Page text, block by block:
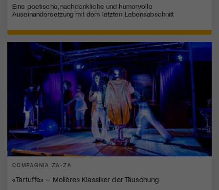
Eine poetische, nachdenkliche und humorvolle
Auseinandersetzung mit dem letzten Lebensabschnitt
COMPAGNIA ZA-ZÀ
«Tartuffe» – Molières Klassiker der Täuschung